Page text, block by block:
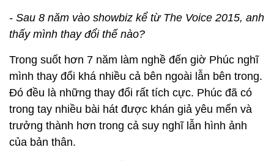
- Sau 8 năm vào showbiz kể từ The Voice 2015, anh
thấy mình thay đổi thế nào?
Trong suốt hơn 7 năm làm nghề đến giờ Phúc nghĩ
mình thay đổi khá nhiều cả bên ngoài lẫn bên trong.
Đó đều là những thay đổi rất tích cực. Phúc đã có
trong tay nhiều bài hát được khán giả yêu mến và
trưởng thành hơn trong cả suy nghĩ lẫn hình ảnh
của bản thân.